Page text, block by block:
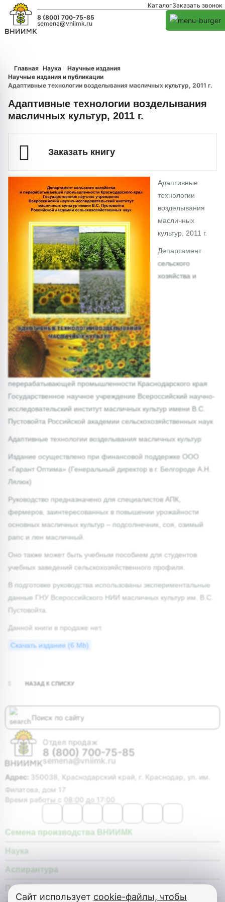
КаталогЗаказать звонок
8 (800) 700-75-85
semena@vniimk.ru
Главная Наука
Научные издания
Научные издания и публикации
Адаптивные технологии возделывания масличных культур, 2011 г.
Адаптивные технологии возделывания
масличных культур, 2011 г.
Заказать книгу
Адаптивные
технологии
возделывания
масличных
культур, 2011 г.
Департамент
сельского
хозяйства и
перерабатывающей промышленности Краснодарского края
Государственное научное учреждение Всероссийский научно-
исследовательский институт масличных культур имени В.С.
Пустовойта Российской академии сельскохозяйственных наук
Адаптивные технологии возделывания масличных культур
Издание осуществлено при финансовой поддержке ООО
«Гарант Оптима» (Генеральный директор в г. Белгороде А.Н.
Лялюк)
Руководство предназначено для специалистов АПК,
фермеров, заинтересованных в повышении урожайности
основных масличных культур – подсолнечник, соя, озимый
рапс и лен масличный.
Оно также может быть учебным пособием для студентов
учебных заведений сельскохозяйственного профиля.
В подготовке руководства использованы экспериментальные
данные ГНУ Всероссийского НИИ масличных культур им. В.С.
Пустовойта.
Данной книги в продаже нет.
Скачать издание (6 Mb)
НАЗАД К СПИСКУ
Отдел продаж
8 (800) 700-75-85
semena@vniimk.ru
Адрес: 350038, Краснодарский край, г. Краснодар, ул. им.
Филатова, дом 17
Время работы с 08:00 до 17:00
Семена производства ВНИИМК
Наука
Аспирантура
Покупателю
Сайт использует cookie-файлы, чтобы